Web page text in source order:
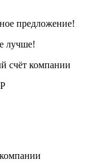
предложение!
лучше!
счёт компании